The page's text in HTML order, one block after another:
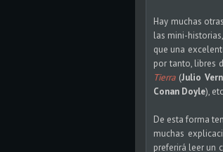
Hay muchas
las mini-
que una
por tanto, libres
Tierra(Julio
Conan Doyle),
De esta forma
muchas
preferirá leer un